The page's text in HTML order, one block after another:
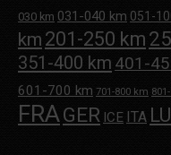
030 km 031-040 km 051-
km 201-250 km
351-400 km 401-
601-700 km 701-800 km
FRAGER ICE ITA